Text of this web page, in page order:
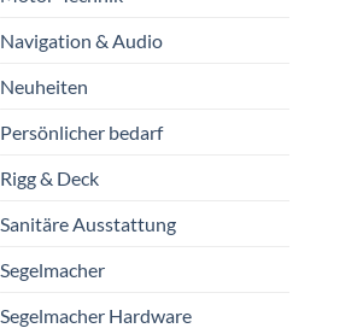
Navigation & Audio
Neuheiten
Persönlicher bedarf
Rigg & Deck
Sanitäre Ausstattung
Segelmacher
Segelmacher Hardware